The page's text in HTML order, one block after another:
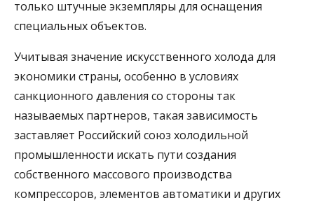
только штучные экземпляры для оснащения
специальных объектов.
Учитывая значение искусственного холода для
экономики страны, особенно в условиях
санкционного давления со стороны так
называемых партнеров, такая зависимость
заставляет Российский союз холодильной
промышленности искать пути создания
собственного массового производства
компрессоров, элементов автоматики и других